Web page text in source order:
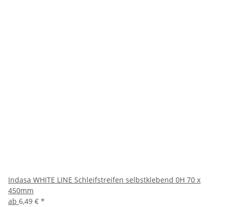
Indasa WHITE LINE Schleifstreifen selbstklebend 0H 70 x
450mm
ab 6,49 € *